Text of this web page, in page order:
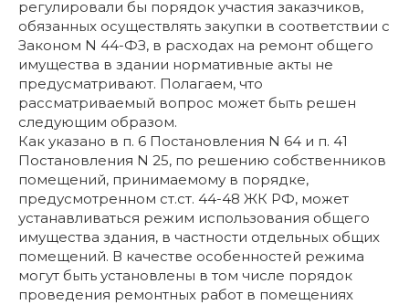
регулировали бы порядок участия заказчиков,
обязанных осуществлять закупки в соответствии с
Законом N 44-ФЗ, в расходах на ремонт общего
имущества в здании нормативные акты не
предусматривают. Полагаем, что
рассматриваемый вопрос может быть решен
следующим образом.
Как указано в п. 6 Постановления N 64 и п. 41
Постановления N 25, по решению собственников
помещений, принимаемому в порядке,
предусмотренном ст.ст. 44-48 ЖК РФ, может
устанавливаться режим использования общего
имущества здания, в частности отдельных общих
помещений. В качестве особенностей режима
могут быть установлены в том числе порядок
проведения ремонтных работ в помещениях